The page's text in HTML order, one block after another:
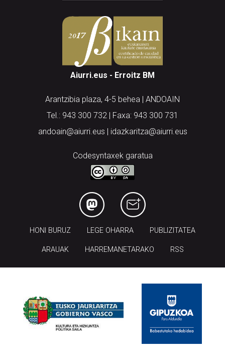
Aiurri.eus - Erroitz BM
Arantzibia plaza, 4-5 behea | ANDOAIN
Tel.: 943 300 732 | Faxa: 943 300 731
andoain@aiurri.eus | idazkaritza@aiurri.eus
Codesyntaxek garatua
HONI BURUZ LEGE OHARRA PUBLIZITATEA
ARAUAK HARREMANETARAKO RSS